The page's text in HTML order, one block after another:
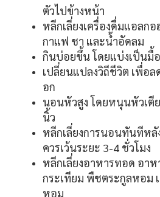
ตัวไปข้างหน้า
หลีกเลี่ยงเครื่องดื่มแอลก
กาแฟ ชา และน้ำอัดลม
กินบ่อยขึ้น โดยแบ่งเป็นมื้
เปลี่ยนแปลงวิถีชีวิต เพื่อ
อก
นอนหัวสูง โดยหนุนหัวเตี
นิ้ว
หลีกเลี่ยงการนอนทันทีห
ควรเว้นระยะ 3-4 ชั่วโมง
หลีกเลี่ยงอาหารทอด อา
กระเทียม พืชตระกูลหอม
หอม